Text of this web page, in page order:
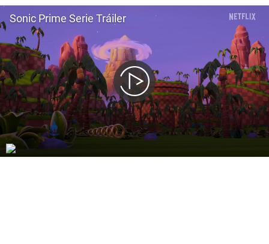
Sonic Prime Serie Tráiler